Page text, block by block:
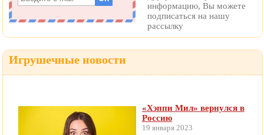
информацию, Вы можете
подписаться на нашу
рассылку
Игрушечные новости
«Хэппи Мил» вернулся в
Россию
19 января 2023